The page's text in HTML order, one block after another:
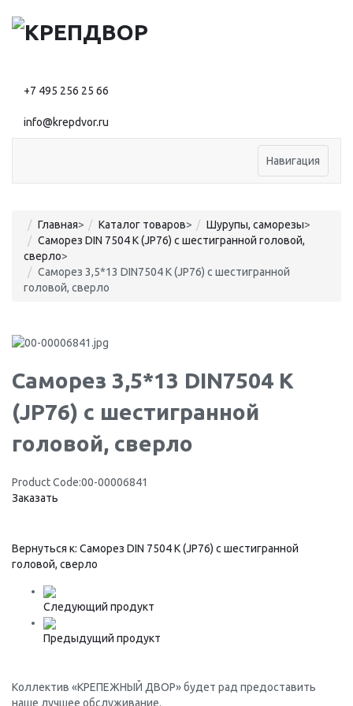
+7 495 256 25 66
info@krepdvor.ru
Навигация
Главная> Каталог товаров> Шурупы, саморезы>
Саморез DIN 7504 K (JP76) с шестигранной головой,
сверло>
Саморез 3,5*13 DIN7504 K (JP76) с шестигранной
головой, сверло
Саморез 3,5*13 DIN7504 K
(JP76) с шестигранной
головой, сверло
Product Code:00-00006841
Заказать
Вернуться к: Саморез DIN 7504 K (JP76) с шестигранной
головой, сверло
Следующий продукт
Предыдущий продукт
Коллектив «КРЕПЕЖНЫЙ ДВОР» будет рад предоставить
наше лучшее обслуживание.